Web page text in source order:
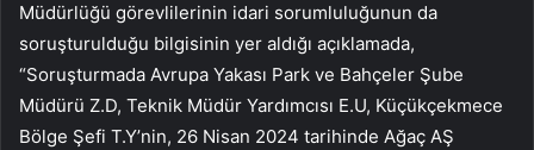
Müdürlüğü görevlilerinin idari sorumluluğunun da
soruşturulduğu bilgisinin yer aldığı açıklamada,
“Soruşturmada Avrupa Yakası Park ve Bahçeler Şube
Müdürü Z.D, Teknik Müdür Yardımcısı E.U, Küçükçekmece
Bölge Şefi T.Y’nin, 26 Nisan 2024 tarihinde Ağaç AŞ